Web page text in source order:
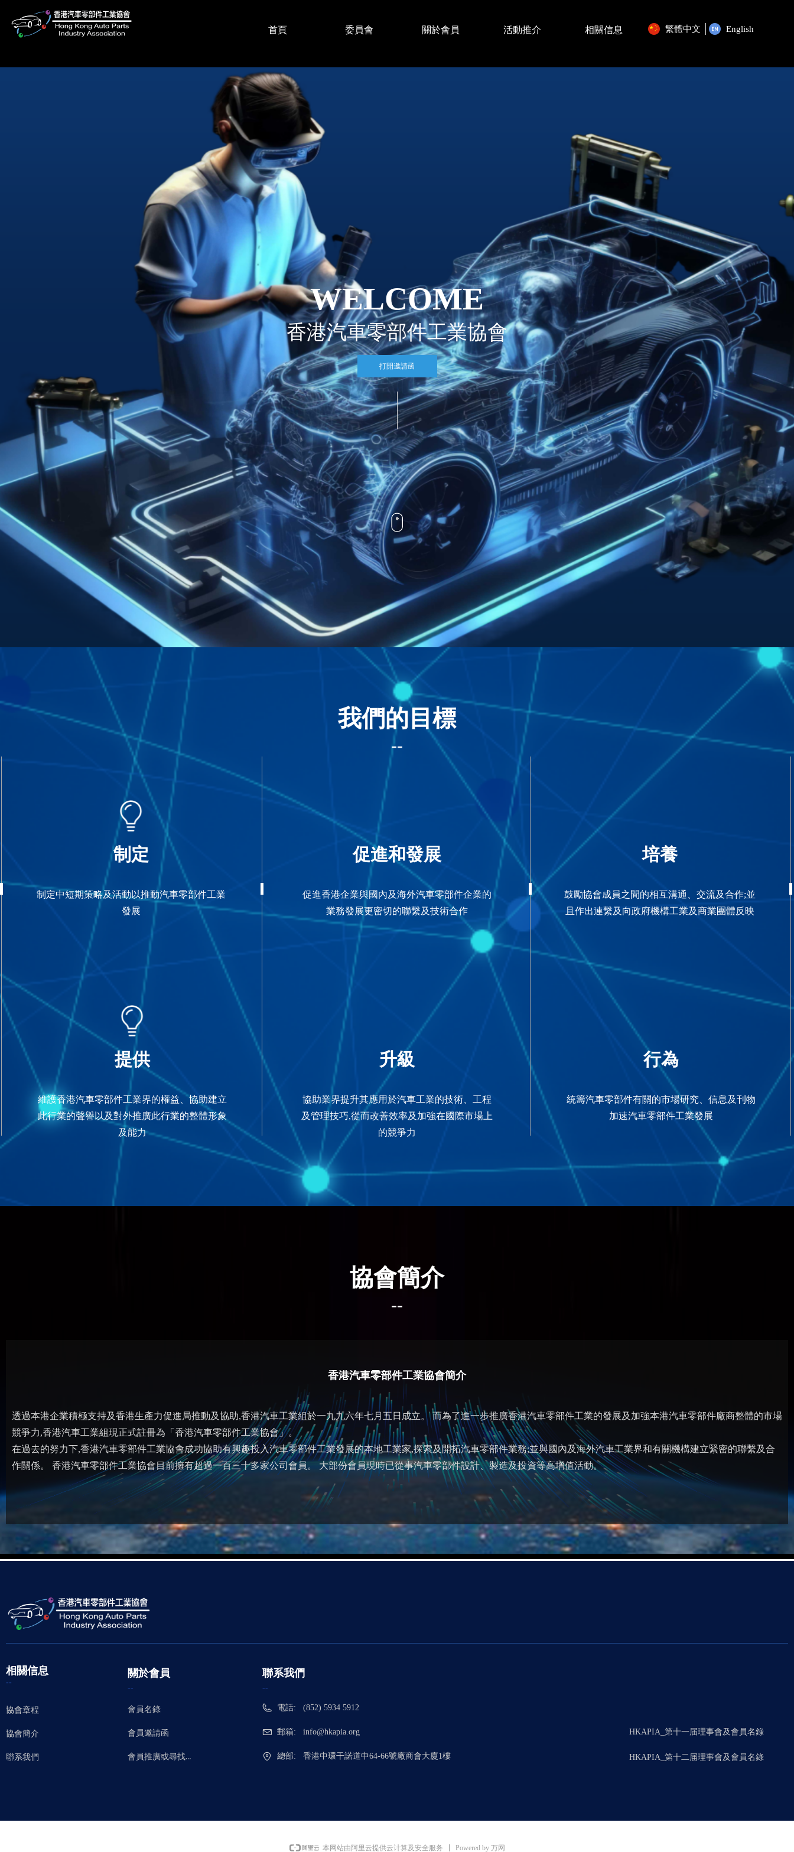
首頁 委員會 關於會員 活動推介 相關信息 繁體中文 English
WELCOME
香港汽車零部件工業協會
打開邀請函
制定
制定中短期策略及活動以推動汽車零部件工業
發展
我們的目標
--
促進和發展
促進香港企業與國內及海外汽車零部件企業的
業務發展更密切的聯繫及技術合作
培養
鼓勵協會成員之間的相互溝通、交流及合作;並
且作出連繫及向政府機構工業及商業團體反映
提供
維護香港汽車零部件工業界的權益、協助建立
此行業的聲譽以及對外推廣此行業的整體形象
及能力
升級
協助業界提升其應用於汽車工業的技術、工程
及管理技巧,從而改善效率及加強在國際市場上
的競爭力
行為
統籌汽車零部件有關的市場研究、信息及刊物
加速汽車零部件工業發展
協會簡介
--
香港汽車零部件工業協會簡介
透過本港企業積極支持及香港生產力促進局推動及協助,香港汽車工業組於一九九六年七月五日成立。 而為了進一步推廣香港汽車零部件工業的發展及加強本港汽車零部件廠商整體的市場
競爭力,香港汽車工業組現正式註冊為「香港汽車零部件工業協會」。
在過去的努力下,香港汽車零部件工業協會成功協助有興趣投入汽車零部件工業發展的本地工業家,探索及開拓汽車零部件業務;並與國內及海外汽車工業界和有關機構建立緊密的聯繫及合
作關係。 香港汽車零部件工業協會目前擁有超過一百三十多家公司會員。 大部份會員現時已從事汽車零部件設計、製造及投資等高增值活動。
協會章程
協會簡介
聯系我們
相關信息
--
會員名錄
會員邀請函
會員推廣或尋找平台
關於會員
--
電話: (852) 5934 5912
郵箱: info@hkapia.org
總部: 香港中環干諾道中64-66號廠商會大廈1樓
聯系我們
--
HKAPIA_第十二届理事會及會員名錄
HKAPIA_第十一届理事會及會員名錄
本网站由阿里云提供云计算及安全服务 Powered by 万网